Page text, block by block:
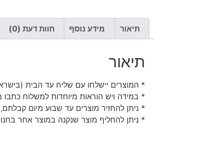
תיאור מידע נוסף חוות דעת (0)
תיאור
* המוצרים יישלחו עם שליח עד הבית
* במידה ויש הוראות מיוחדות למשלוח כתבו
* ניתן להחזיר מוצרים עד שבוע מיום
* ניתן להחליף מוצר שנקנה במוצר אחר בחנות עד 30 יום